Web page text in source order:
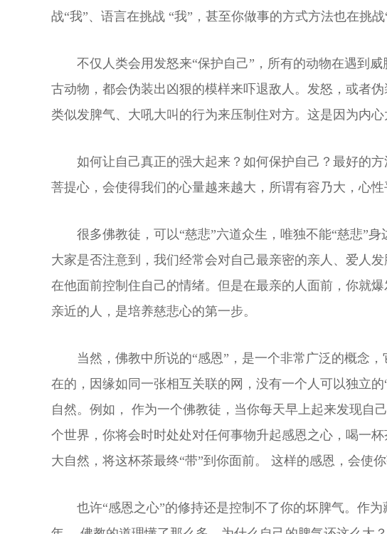
战“我”、语言在挑战 “我”，甚至你做事的方式方法也在挑
不仅人类会用发怒来“保护自己”，所有的动物在遇到
古动物，都会伪装出凶狠的模样来吓退敌人。发怒，或者
类似发脾气、大吼大叫的行为来压制住对方。这是因为内
如何让自己真正的强大起来？如何保护自己？最好的
菩提心，会使得我们的心量越来越大，所谓有容乃大，心性
很多佛教徒，可以“慈悲”六道众生，唯独不能“慈悲”
大家是否注意到，我们经常会对自己最亲密的亲人、爱人
在他面前控制住自己的情绪。但是在最亲的人面前，你就
亲近的人，是培养慈悲心的第一步。
当然，佛教中所说的“感恩”，是一个非常广泛的概念
在的，因缘如同一张相互关联的网，没有一个人可以独立
自然。例如， 作为一个佛教徒，当你每天早上起来发现自
个世界，你将会时时处处对任何事物升起感恩之心，喝一
大自然，将这杯茶最终“带”到你面前。 这样的感恩，会使你
也许“感恩之心”的修持还是控制不了你的坏脾气。作